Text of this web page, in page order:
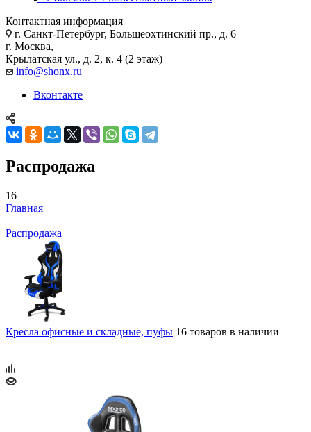
Контактная информация
г. Санкт-Петербург, Большеохтинский пр., д. 6
г. Москва,
Крылатская ул., д. 2, к. 4 (2 этаж)
info@shonx.ru
Вконтакте
Распродажа
16
Главная
—
Распродажа
Кресла офисные и складные, пуфы 16 товаров в наличии